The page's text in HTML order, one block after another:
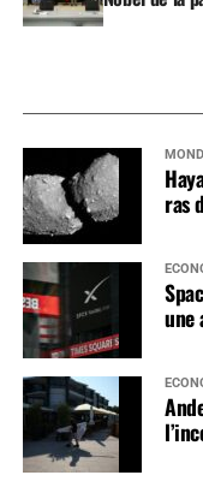
ras
une